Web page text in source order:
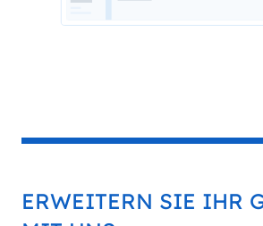
ERWEITERN SIE IHR